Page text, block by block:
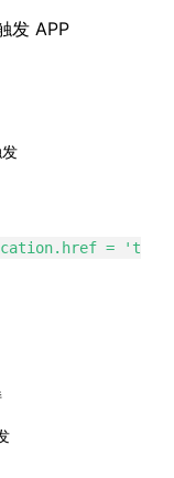
发 APP
= 't